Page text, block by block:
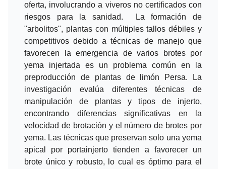
oferta, involucrando a viveros no certificados con
riesgos para la sanidad. La formación de
"arbolitos", plantas con múltiples tallos débiles y
competitivos debido a técnicas de manejo que
favorecen la emergencia de varios brotes por
yema injertada es un problema común en la
preproducción de plantas de limón Persa. La
investigación evalúa diferentes técnicas de
manipulación de plantas y tipos de injerto,
encontrando diferencias significativas en la
velocidad de brotación y el número de brotes por
yema. Las técnicas que preservan solo una yema
apical por portainjerto tienden a favorecer un
brote único y robusto, lo cual es óptimo para el